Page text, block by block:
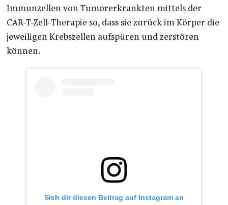
Immunzellen von Tumorerkrankten mittels der
CAR-T-Zell-Therapie so, dass sie zurück im Körper die
jeweiligen Krebszellen aufspüren und zerstören
können.
Sieh dir diesen Beitrag auf Instagram an